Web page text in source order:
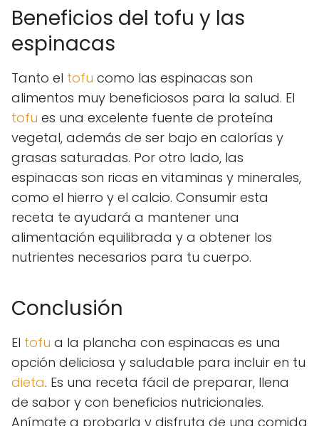
Beneficios del tofu y las
espinacas
Tanto el tofu como las espinacas son
alimentos muy beneficiosos para la salud. El
tofu es una excelente fuente de proteína
vegetal, además de ser bajo en calorías y
grasas saturadas. Por otro lado, las
espinacas son ricas en vitaminas y minerales,
como el hierro y el calcio. Consumir esta
receta te ayudará a mantener una
alimentación equilibrada y a obtener los
nutrientes necesarios para tu cuerpo.
Conclusión
El tofu a la plancha con espinacas es una
opción deliciosa y saludable para incluir en tu
dieta. Es una receta fácil de preparar, llena
de sabor y con beneficios nutricionales.
Anímate a probarla y disfruta de una comida